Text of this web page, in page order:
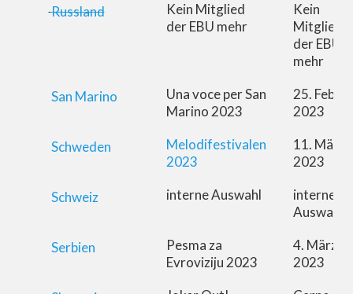
Russland
Kein Mitglied
der EBU mehr
Kein
Mitglied
der EBU
mehr
San Marino
Una voce per San
Marino 2023
25.
2023
Schweden
Melodifestivalen
2023
11. März
2023
Schweiz interne Auswahl
interne
Auswahl
Serbien
Pesma za
Evroviziju 2023
4. März
2023